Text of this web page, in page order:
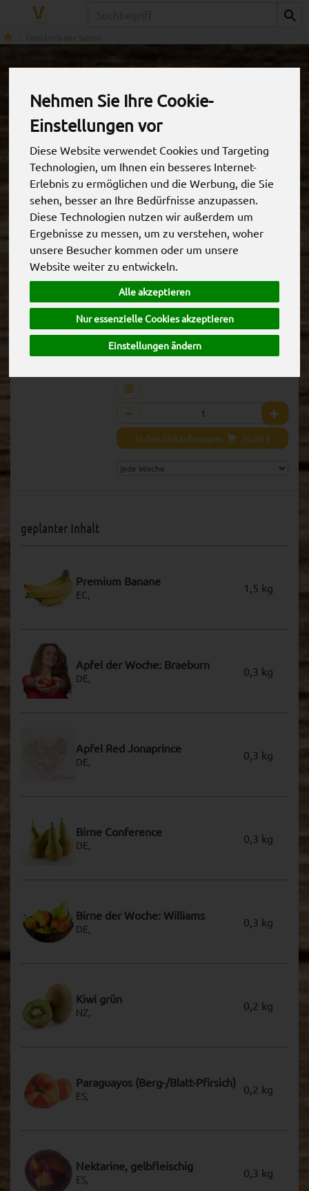
Nehmen Sie Ihre Cookie-
Einstellungen vor
Diese Website verwendet Cookies und Targeting
Technologien, um Ihnen ein besseres Internet-
Erlebnis zu ermöglichen und die Werbung, die Sie
sehen, besser an Ihre Bedürfnisse anzupassen.
Diese Technologien nutzen wir außerdem um
Ergebnisse zu messen, um zu verstehen, woher
unsere Besucher kommen oder um unsere
Website weiter zu entwickeln.
Alle akzeptieren
Nur essenzielle Cookies akzeptieren
Einstellungen ändern
Obst der Saison M
(30,00 € / Stk)
inkl. 7% MwSt.
St
Anzahl
In den Einkaufswagen 30,00 €
geplanter Inhalt
Premium Banane
EC,
1,5 kg
Apfel der Woche: Braeburn
DE,
0,3 kg
Apfel Red Jonaprince
DE,
0,3 kg
Birne Conference
DE,
0,3 kg
Birne der Woche: Williams
DE,
0,3 kg
Kiwi grün
NZ,
0,2 kg
Paraguayos (Berg-/Blatt-Pfirsich)
ES,
0,2 kg
Nektarine, gelbfleischig
ES,
0,3 kg